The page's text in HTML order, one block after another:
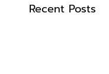
Recent Posts